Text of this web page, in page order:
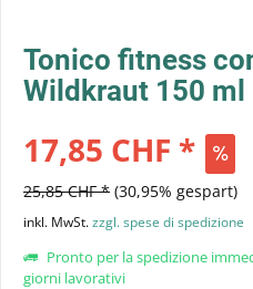
Tonico fitness
Wildkraut 150 ml
17,85 CHF *
25,85 CHF * (30,95% gespart)
inkl. MwSt.zzgl. spese di spedizione
Pronto per la spedizione
giorni lavorativi